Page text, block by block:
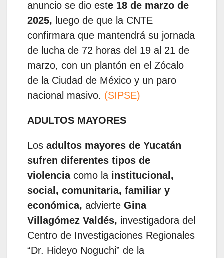
anuncio se dio este 18 de marzo de
2025, luego de que la CNTE
confirmara que mantendrá su jornada
de lucha de 72 horas del 19 al 21 de
marzo, con un plantón en el Zócalo
de la Ciudad de México y un paro
nacional masivo. (SIPSE)
ADULTOS MAYORES
Los adultos mayores de Yucatán
sufren diferentes tipos de
violenciacomo la institucional,
social, comunitaria, familiar y
económica, advierte Gina
Villagómez Valdés, investigadora del
Centro de Investigaciones Regionales
“Dr. Hideyo Noguchi” de la